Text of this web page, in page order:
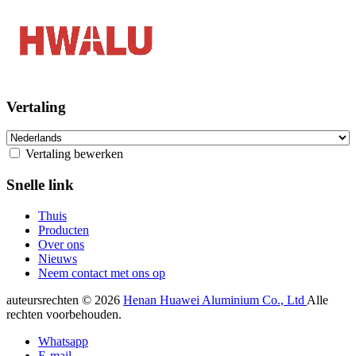
Vertaling
Vertaling bewerken
Snelle link
Thuis
Producten
Over ons
Nieuws
Neem contact met ons op
auteursrechten © 2026 Henan Huawei Aluminium Co., Ltd Alle
rechten voorbehouden.
Whatsapp